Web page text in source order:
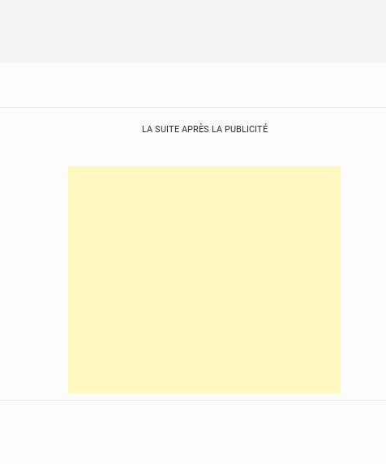
LA SUITE APRÈS LA PUBLICITÉ